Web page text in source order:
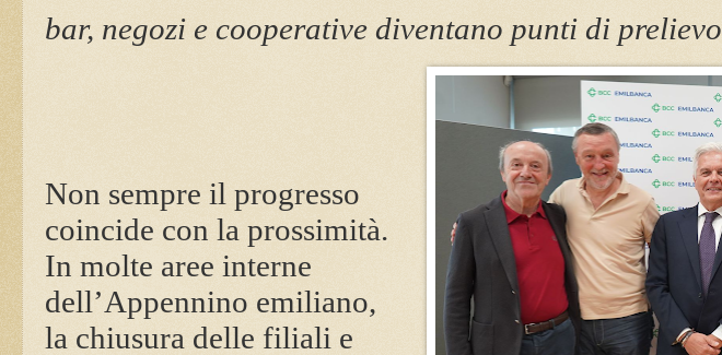
bar, negozi e cooperative diventano punti di prelievo
Non sempre il progresso
coincide con la prossimità.
In molte aree interne
dell’Appennino emiliano,
la chiusura delle filiali e